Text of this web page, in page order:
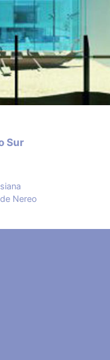
Sur
Nereo